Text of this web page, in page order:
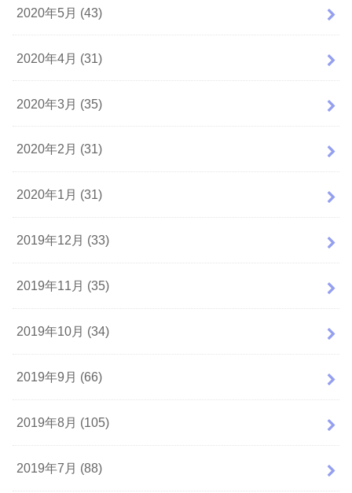
2020年5月 (43)
2020年4月 (31)
2020年3月 (35)
2020年2月 (31)
2020年1月 (31)
2019年12月 (33)
2019年11月 (35)
2019年10月 (34)
2019年9月 (66)
2019年8月 (105)
2019年7月 (88)